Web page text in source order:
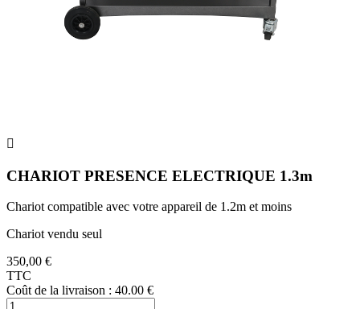

CHARIOT PRESENCE ELECTRIQUE 1.3m
Chariot compatible avec votre appareil de 1.2m et moins
Chariot vendu seul
350,00 €
TTC
Coût de la livraison : 40.00 €